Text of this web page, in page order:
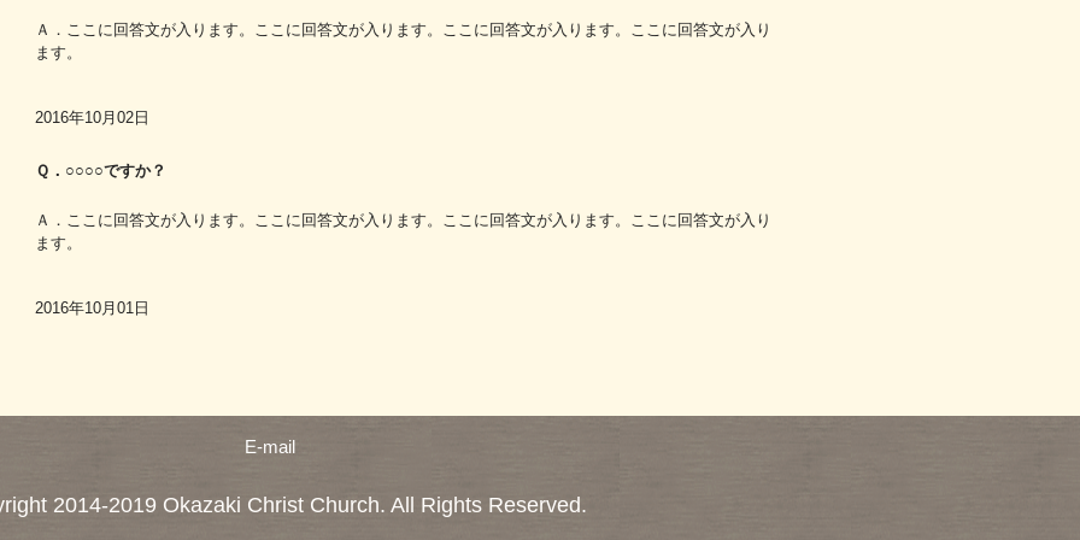
Ａ．ここに回答文が入ります。ここに回答文が入ります。ここに回答文が入ります。ここに回答文が入り
ます。
2016年10月02日
Ｑ．○○○○ですか？
Ａ．ここに回答文が入ります。ここに回答文が入ります。ここに回答文が入ります。ここに回答文が入り
ます。
2016年10月01日
E-mail
2014-2019 Okazaki Christ Church. All Rights Reserved.